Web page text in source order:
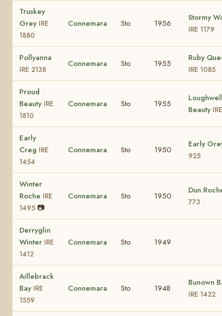
Truskey
Grey IRE
1880
Connemara Sto 1956
Stormy
IRE 1179
Pollyanna
IRE 2138
Connemara Sto 1955
Ruby
IRE 1085
Proud
Beauty IRE
1810
Connemara Sto 1955
Beauty
Early
Creg IRE
1454
Connemara Sto 1950
Early
925
Winter
Roche IRE
1495 📷
Connemara Sto 1950
Dun
773
Derryglin
Winter IRE
1412
Connemara Sto 1949
Aillebrack
Bay IRE
1559
Connemara Sto 1948
Bunown
IRE 1422